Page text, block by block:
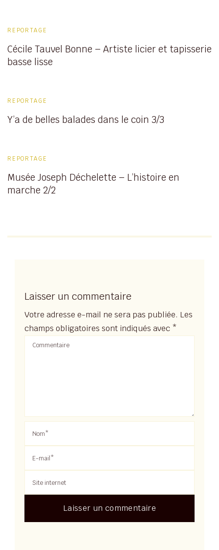
REPORTAGE
Cécile Tauvel Bonne – Artiste licier et tapisserie
basse lisse
REPORTAGE
Y’a de belles balades dans le coin 3/3
REPORTAGE
Musée Joseph Déchelette – L’histoire en
marche 2/2
Laisser un commentaire
Votre adresse e-mail ne sera pas publiée. Les
champs obligatoires sont indiqués avec *